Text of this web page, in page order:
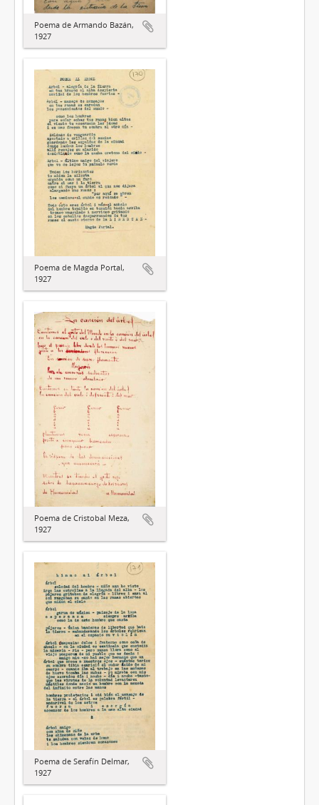
Poema de Armando Bazán,
1927
Poema de Magda Portal,
1927
Poema de Cristobal Meza,
1927
Poema de Serafín Delmar,
1927